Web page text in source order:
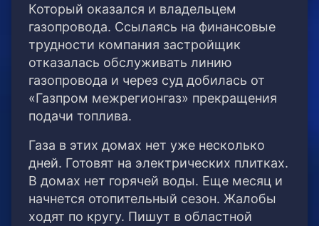
Который оказался и владельцем
газопровода. Ссылаясь на финансовые
трудности компания застройщик
отказалась обслуживать линию
газопровода и через суд добилась от
«Газпром межрегионгаз» прекращения
подачи топлива.
Газа в этих домах нет уже несколько
дней. Готовят на электрических плитках.
В домах нет горячей воды. Еще месяц и
начнется отопительный сезон. Жалобы
ходят по кругу. Пишут в областной